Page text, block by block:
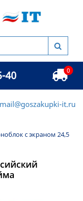
40 0
mail@goszakupki-it.ru
с экраном 24,5